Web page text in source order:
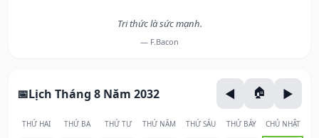
Tri thức là sức mạnh.
— F.Bacon
Lịch Tháng 8 Năm 2032
THỨ HAI THỨ BA THỨ TƯ THỨ NĂM THỨ SÁU THỨ BẢY CHỦ NHẬT